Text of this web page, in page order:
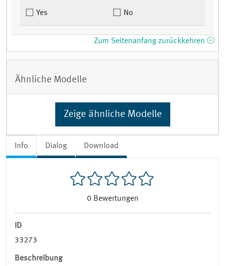
Info Dialog Download
0 Bewertungen
ID
33273
Beschreibung
Yes No
Zum Seitenanfang zurückkehren
Ähnliche Modelle
Zeige ähnliche Modelle